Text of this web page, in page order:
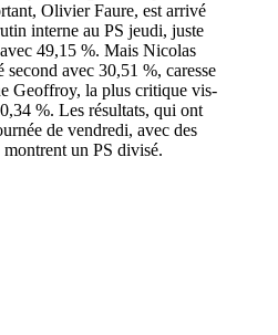
Olivier Faure, est arrivé
interne au PS jeudi, juste
49,15 %. Mais Nicolas
avec 30,51 %, caresse
Geoffroy, la plus critique vis-
%. Les résultats, qui ont
de vendredi, avec des
un PS divisé.